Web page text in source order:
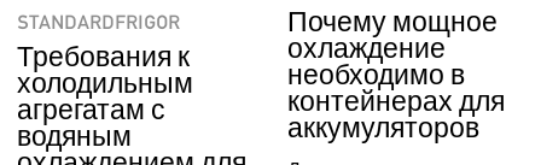
STANDARDFRIGOR
Требования к
холодильным
агрегатам с
водяным
Почему мощное
охлаждение
необходимо в
контейнерах для
аккумуляторов